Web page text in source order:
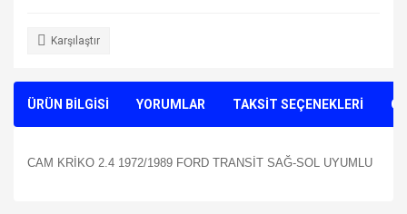
Karşılaştır
ÜRÜN BİLGİSİ YORUMLAR TAKSİT SEÇENEKLERİ
CAM KRİKO 2.4 1972/1989 FORD TRANSİT SAĞ-SOL UYUMLU